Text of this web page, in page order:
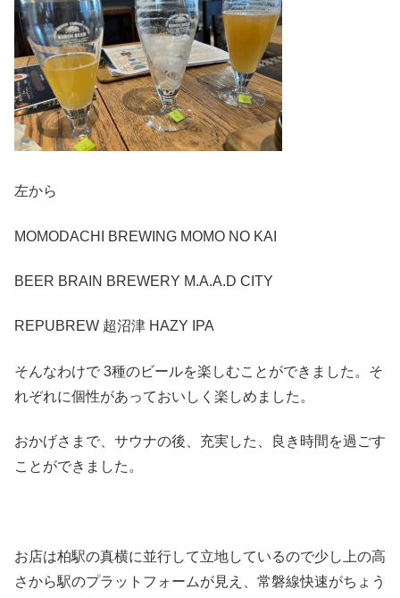
左から
MOMODACHI BREWING MOMO NO KAI
BEER BRAIN BREWERY M.A.A.D CITY
REPUBREW 超沼津 HAZY IPA
そんなわけで 3種のビールを楽しむことができました。そ
れぞれに個性があっておいしく楽しめました。
おかげさまで、サウナの後、充実した、良き時間を過ごす
ことができました。
お店は柏駅の真横に並行して立地しているので少し上の高
さから駅のプラットフォームが見え、常磐線快速がちょう